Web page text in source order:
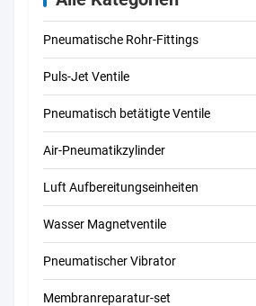
Pneumatische Rohr-Fittings
Puls-Jet Ventile
Pneumatisch betätigte Ventile
Air-Pneumatikzylinder
Luft Aufbereitungseinheiten
Wasser Magnetventile
Pneumatischer Vibrator
Membranreparatur-set